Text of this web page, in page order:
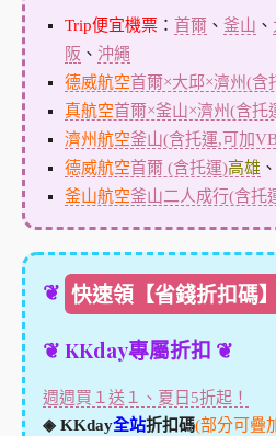
Trip便宜機票： 首爾 、 釜山 、
阪 、 沖繩
德威航空首爾×大邱×濟州(含
真航空首爾×釜山×濟州(含托
濟州航空釜山(含托運,可加
德威航空首爾 (含托運)高雄 、
釜山航空釜山二人成行(含托
❦ 快速領【省錢折扣碼】
❦ KKday專屬折扣 ❦
週週買１送１、夏日5折起！
◈ KKday全站折扣碼(部分可疊